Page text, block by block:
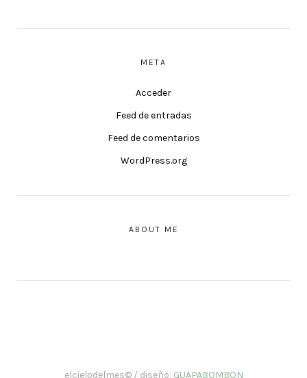
META
Acceder
Feed de entradas
Feed de comentarios
WordPress.org
ABOUT ME
elcielodelmes© / diseño: GUAPABOMBON